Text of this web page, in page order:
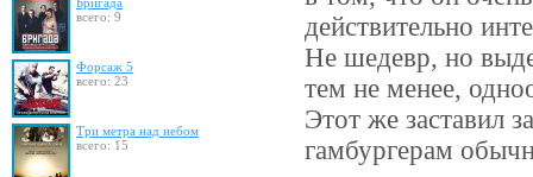
всего: 9
Форсаж 5
всего: 23
Три метра над небом
всего: 15
действительно
Не шедевр, но
тем не менее,
Этот же заставил
гамбургерам